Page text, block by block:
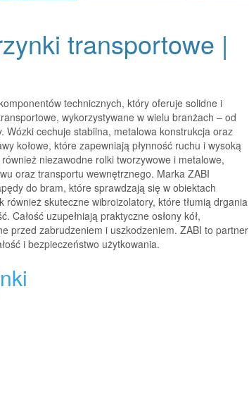
transportowe |
technicznych, który oferuje solidne i
wykorzystywane w wielu branżach – od
Wózki cechuje stabilna, metalowa konstrukcja oraz
kołowe, które zapewniają płynność ruchu i wysoką
niezawodne rolki tworzywowe i metalowe,
oraz transportu wewnętrznego. Marka ZABI
do bram, które sprawdzają się w obiektach
również skuteczne wibroizolatory, które tłumią drgania
Całość uzupełniają praktyczne osłony kół,
przed zabrudzeniem i uszkodzeniem. ZABI to partner
i bezpieczeństwo użytkowania.